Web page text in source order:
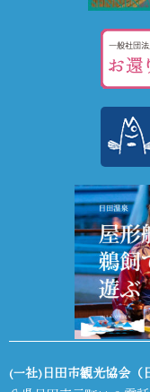
(一社)日田市観光協会（